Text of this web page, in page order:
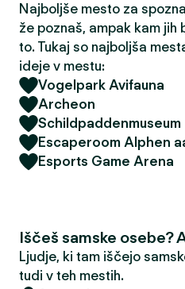
Najboljše mesto za
že poznaš, ampak kam
to. Tukaj so najboljša
ideje v mestu:
Vogelpark Avifauna
Archeon
Schildpaddenmuseum
Escaperoom Alphen
Esports Game Arena
Iščeš samske osebe?
Ljudje, ki tam iščejo
tudi v teh mestih.